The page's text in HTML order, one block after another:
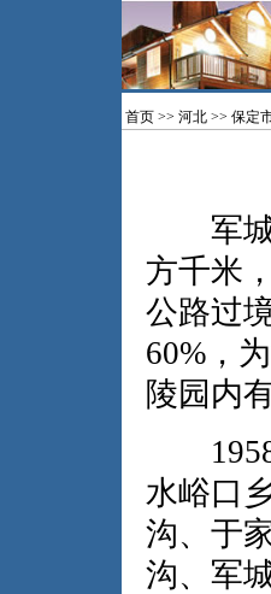
首页 >> 河北 >> 保定
军城
方千米
公路过
60%，
陵园内
1958
水峪口
沟、于
沟、军